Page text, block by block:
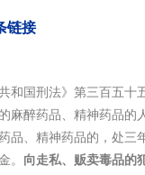
链接
和国刑法》 第三百五十
麻醉药品、精神药品的
品、精神药品的，处三
。 向走私、贩卖毒品的